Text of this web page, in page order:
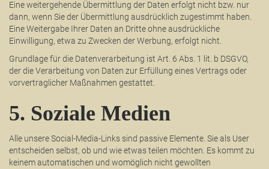
Eine weitergehende Übermittlung der Daten erfolgt nicht bzw. nur
dann, wenn Sie der Übermittlung ausdrücklich zugestimmt haben.
Eine Weitergabe Ihrer Daten an Dritte ohne ausdrückliche
Einwilligung, etwa zu Zwecken der Werbung, erfolgt nicht.
Grundlage für die Datenverarbeitung ist Art. 6 Abs. 1 lit. b DSGVO,
der die Verarbeitung von Daten zur Erfüllung eines Vertrags oder
vorvertraglicher Maßnahmen gestattet.
5. Soziale Medien
Alle unsere Social-Media-Links sind passive Elemente. Sie als User
entscheiden selbst, ob und wie etwas teilen möchten. Es kommt zu
keinem automatischen und womöglich nicht gewollten